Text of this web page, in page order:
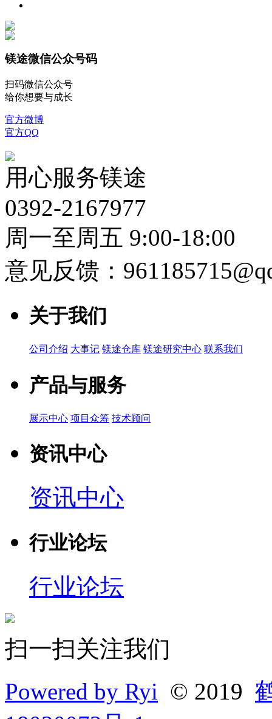
镁途微信公众号码
扫码微信公众号
给你想要与成长
官方微博
官方QQ
用心服务镁途
0392-2167977
周一至周五 9:00-18:00
意见反馈：
关于我们
公司介绍 大事记 镁途仓库 镁途研究中心 联系我们
产品与服务
展示中心 项目众筹 技术顾问
资讯中心
资讯中心
行业论坛
行业论坛
扫一扫关注我们
Powered by Ryi © 2019